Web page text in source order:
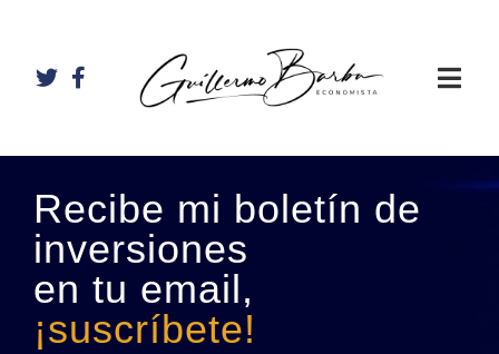
Recibe mi boletín de
inversiones
en tu email,
¡suscríbete!